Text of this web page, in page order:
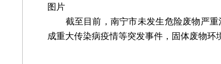
图片
截至目前，南宁市未发生危险废物严重
成重大传染病疫情等突发事件，固体废物